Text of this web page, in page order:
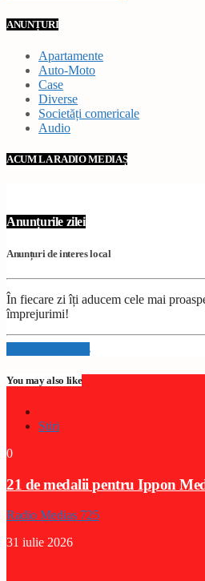
ANUNȚURI
Apartamente
Auto-Moto
Case
Diverse
Societăți comericale
Audio
ACUM LA RADIO MEDIAȘ
Anunțurile zilei
Anunțuri de interes local
În fiecare zi îți aducem cele mai
împrejurimi!
Info and episodes
You may also like
Stiri
0
21 de medalii pentru Ippon
Radio Medias 725
31 iulie 2026